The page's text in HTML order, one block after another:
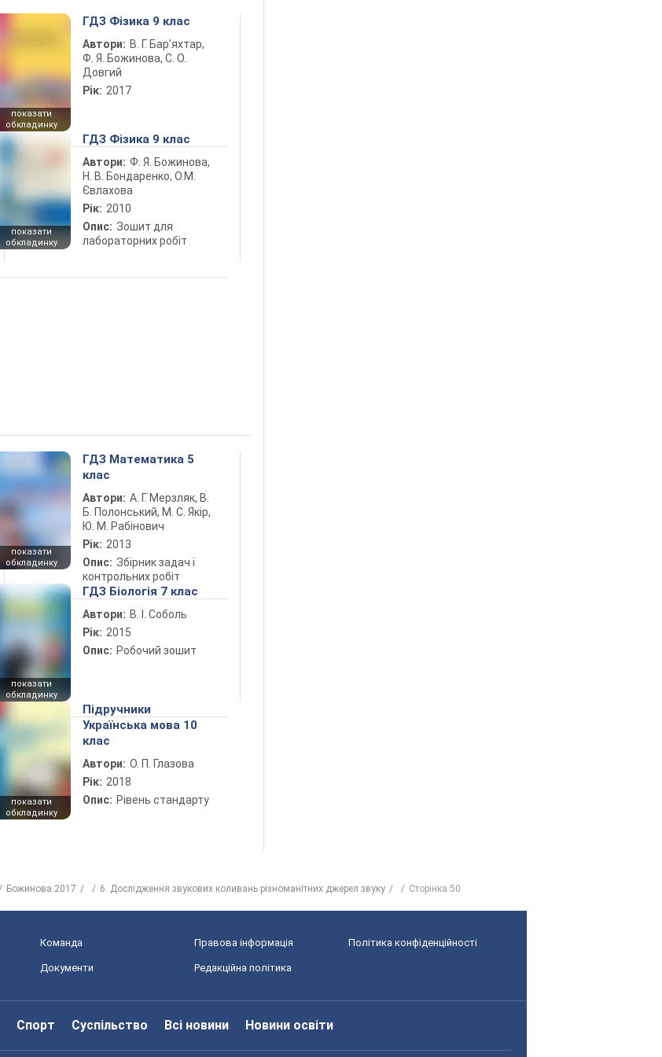
показати
обкладинку
ГДЗ Фізика 9 клас
Автори: В. Г. Бар’яхтар,
Ф. Я. Божинова, С. О.
Довгий
Рік: 2017
показати
обкладинку
ГДЗ Фізика 9 клас
Автори: Ф. Я. Божинова,
Н. В. Бондаренко, О.М.
Євлахова
Рік: 2010
Опис: Зошит для
лабораторних робіт
показати
обкладинку
ГДЗ Математика 5
клас
Автори: А. Г. Мерзляк, В.
Б. Полонський, М. С. Якір,
Ю. М. Рабінович
Рік: 2013
Опис: Збірник задач і
контрольних робіт
показати
обкладинку
ГДЗ Біологія 7 клас
Автори: В. І. Соболь
Рік: 2015
Опис: Робочий зошит
показати
обкладинку
Підручники
Українська мова 10
клас
Автори: О. П. Глазова
Рік: 2018
Опис: Рівень стандарту
Божинова 2017 6. Дослідження звукових коливань різноманітних джерел звуку Сторінка 50
Команда Правова інформація Політика конфіденційності
Документи Редакційна політика
Спорт Суспільство Всі новини Новини освіти